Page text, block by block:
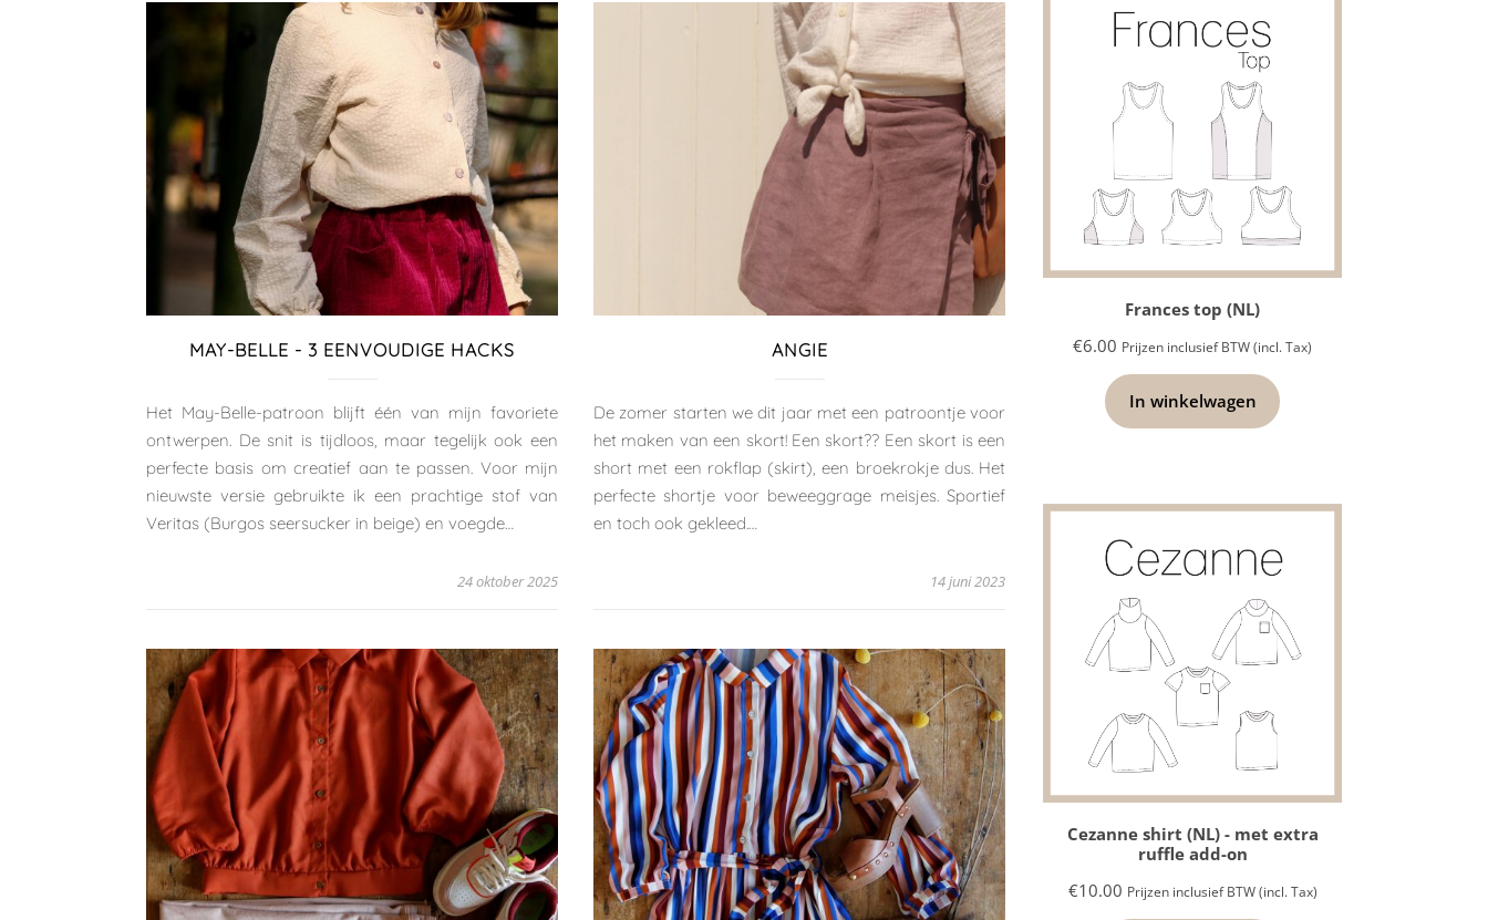
MAY-BELLE - 3 EENVOUDIGE HACKS
Het May-Belle-patroon blijft één van mijn favoriete
ontwerpen. De snit is tijdloos, maar tegelijk ook een
perfecte basis om creatief aan te passen. Voor mijn
nieuwste versie gebruikte ik een prachtige stof van
Veritas (Burgos seersucker in beige) en voegde…
24 oktober 2025
ANGIE
De zomer starten we dit jaar met een patroontje voor
het maken van een skort! Een skort?? Een skort is een
short met een rokflap (skirt), een broekrokje dus. Het
perfecte shortje voor beweeggrage meisjes. Sportief
en toch ook gekleed.…
14 juni 2023
Frances top (NL)
€6.00 Prijzen inclusief BTW (incl. Tax)
In winkelwagen
Cezanne shirt (NL) - met extra
ruffle add-on
€10.00 Prijzen inclusief BTW (incl. Tax)